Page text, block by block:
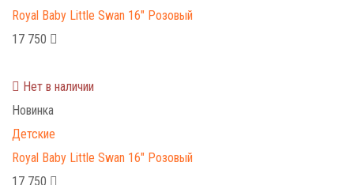
Royal Baby Little Swan 16" Розовый
17 750
Нет в наличии
Новинка
Детские
Royal Baby Little Swan 16" Розовый
17 750